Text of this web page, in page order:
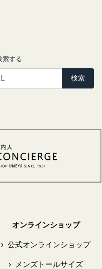
索する
検索
オンラインショップ
› 公式オンラインショップ
› メンズトールサイズ